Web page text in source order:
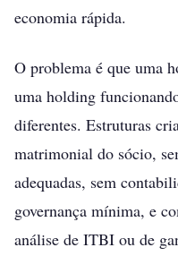
economia rápida.
O problema é que uma
uma holding
diferentes. Estruturas
matrimonial do sócio,
adequadas, sem
governança mínima, e
análise de ITBI ou de